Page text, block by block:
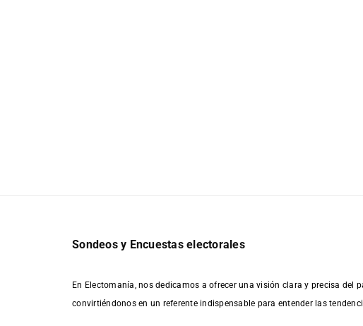
Sondeos y Encuestas electorales
En Electomanía, nos dedicamos a ofrecer una visión clara y precisa del
convirtiéndonos en un referente indispensable para entender las